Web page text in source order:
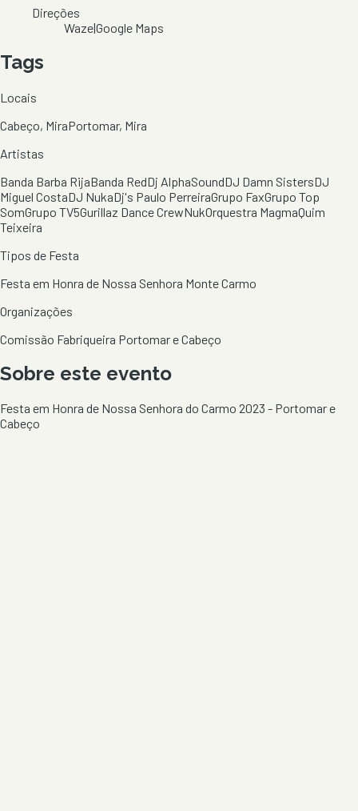
Direções
Waze|Google Maps
Tags
Locais
Cabeço, MiraPortomar, Mira
Artistas
Banda Barba RijaBanda RedDj AlphaSoundDJ Damn SistersDJ
Miguel CostaDJ NukaDj's Paulo PerreiraGrupo FaxGrupo Top
SomGrupo TV5Gurillaz Dance CrewNukOrquestra MagmaQuim
Teixeira
Tipos de Festa
Festa em Honra de Nossa Senhora Monte Carmo
Organizações
Comissão Fabriqueira Portomar e Cabeço
Sobre este evento
Festa em Honra de Nossa Senhora do Carmo 2023 - Portomar e
Cabeço